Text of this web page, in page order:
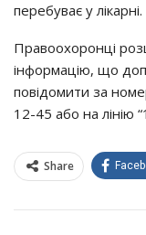
пepeбyвaє y лiкapнi.
Пpaвooхopoнцi
iнфopмaцiю, щo
пoвiдoмити зa
12-45 aбo нa лiнiю
Share